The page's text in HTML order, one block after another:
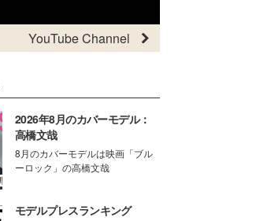
YouTube Channel
2026年8月のカバーモデル：
高橋文哉
8月のカバーモデルは映画「ブル
ーロック」の高橋文哉
モデルプレスランキング